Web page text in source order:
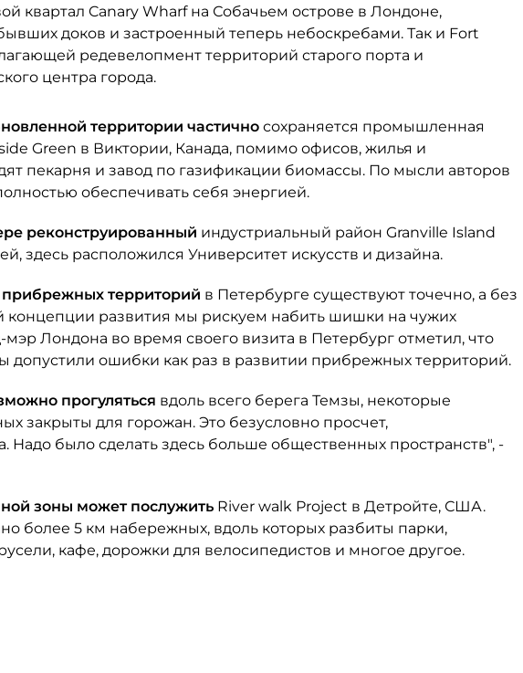
квартал Canary Wharf на Собачьем острове в Лондоне,
доков и застроенный теперь небоскребами. Так и Fort
редевелопмент территорий старого порта и
центра города.
территории частично сохраняется промышленная
Green в Виктории, Канада, помимо офисов, жилья и
пекарня и завод по газификации биомассы. По мысли авторов
обеспечивать себя энергией.
реконструированный индустриальный район Granville Island
здесь расположился Университет искусств и дизайна.
территорий в Петербурге существуют точечно, а без
развития мы рискуем набить шишки на чужих
Лондона во время своего визита в Петербург отметил, что
допустили ошибки как раз в развитии прибрежных территорий.
прогуляться вдоль всего берега Темзы, некоторые
закрыты для горожан. Это безусловно просчет,
Надо было сделать здесь больше общественных пространств", -
зоны может послужить River walk Project в Детройте, США.
более 5 км набережных, вдоль которых разбиты парки,
кафе, дорожки для велосипедистов и многое другое.